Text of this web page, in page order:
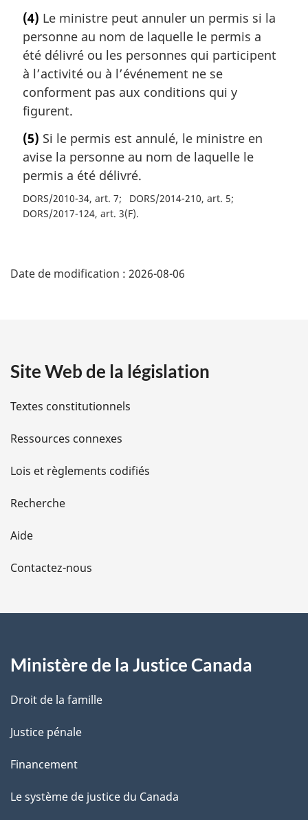
(4) Le ministre peut annuler un permis si la
personne au nom de laquelle le permis a
été délivré ou les personnes qui participent
à l’activité ou à l’événement ne se
conforment pas aux conditions qui y
figurent.
(5) Si le permis est annulé, le ministre en
avise la personne au nom de laquelle le
permis a été délivré.
DORS/2010-34, art. 7
DORS/2014-210, art. 5
DORS/2017-124, art. 3(F)
é
i
l
s
d
e
l
a
e
Date de modification : 2026-08-06
Site Web de la législation
Textes constitutionnels
Ressources connexes
Lois et règlements codifiés
Recherche
Aide
Contactez-nous
Ministère de la Justice Canada
Droit de la famille
Justice pénale
Financement
Le système de justice du Canada